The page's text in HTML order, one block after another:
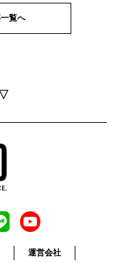
覧へ
運営会社